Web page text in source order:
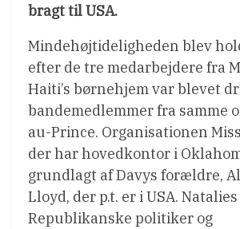
bragt til USA.
Mindehøjtideligheden blev
efter de tre medarbejdere fra
Haiti’s børnehjem var blevet
bandemedlemmer fra samme
au-Prince. Organisationen
der har hovedkontor i
grundlagt af Davys forældre,
Lloyd, der p.t. er i USA.
Republikanske politiker og